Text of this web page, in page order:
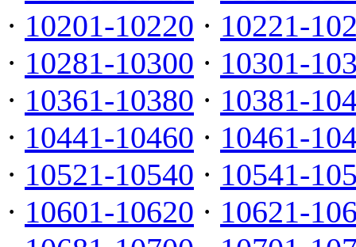
· 10201-10220 · 10221-
· 10281-10300 · 10301-
· 10361-10380 · 10381-
· 10441-10460 · 10461-
· 10521-10540 · 10541-
· 10601-10620 · 10621-